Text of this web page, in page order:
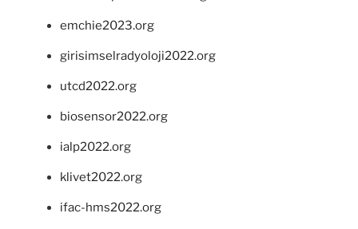
emchie2023.org
girisimselradyoloji2022.org
utcd2022.org
biosensor2022.org
ialp2022.org
klivet2022.org
ifac-hms2022.org